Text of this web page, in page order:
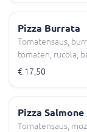
Pizza Burrata
Tomatensaus,
tomaten, rucola,
€ 17,50
Pizza Salmone
Tomatensaus,